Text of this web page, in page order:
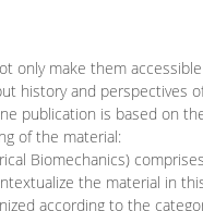
only make them
history and perspectives
publication is based on
of the material:
Biomechanics)
the material in
according to the